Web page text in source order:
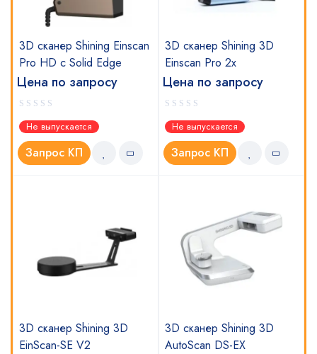
3D сканер Shining Einscan
Pro HD с Solid Edge
Цена по запросу
Не выпускается
Запрос КП
3D сканер Shining 3D
Einscan Pro 2x
Цена по запросу
Не выпускается
Запрос КП
3D сканер Shining 3D
EinScan-SE V2
3D сканер Shining 3D
AutoScan DS-EX